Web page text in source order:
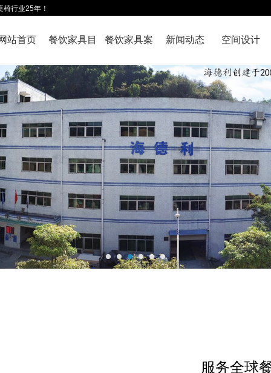
行业25年！
站首页 餐饮家具目 餐饮家具案
例
新闻动态 空间设计
服务全球